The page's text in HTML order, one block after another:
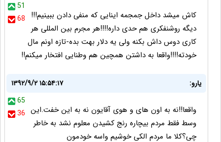
51
68
کاش میشد داخل جمجمه اینایی که منفی دادن ببینیم!!!
دیگه روشنفکری هم حدی داره!!!!هر مجرم بین المللی هر
کاری دوس داش بکنه ولی یه دلار بهت بده-تازه اونم مال
خودته!!!!واقعا به داشتن همچین هم وطنایی افتخار میکنم!!
یارو:
۱۳۹۲/۹/۲ ۱۵:۵۴:۱۷
65
36 واقعا!!نه به اون های و هوی آقایون نه به این خفت.این
وسط فقط مردم بیچاره رنج کشیدن معلوم نشد به خاطر
چی؟کلا ما مردم الکی خوشیم واسه خودمون